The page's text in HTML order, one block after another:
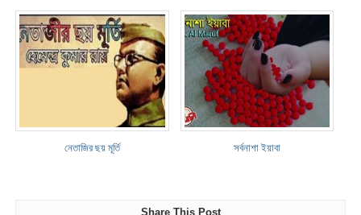
নেতাজির ছয় মূর্তি সর্বনাশা ইয়াবা
Share This Post